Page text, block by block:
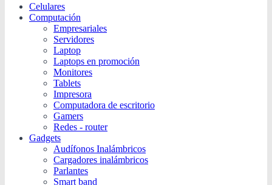
Celulares
Computación
Empresariales
Servidores
Laptop
Laptops en promoción
Monitores
Tablets
Impresora
Computadora de escritorio
Gamers
Redes - router
Gadgets
Audífonos Inalámbricos
Cargadores inalámbricos
Parlantes
Smart band